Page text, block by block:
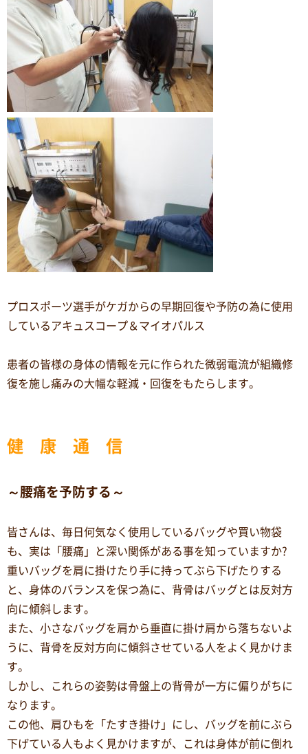
プロスポーツ選手がケガからの早期回復や予防の為に使用
しているアキュスコープ＆マイオパルス
患者の皆様の身体の情報を元に作られた微弱電流が組織修
復を施し痛みの大幅な軽減・回復をもたらします。
健 康 通 信
～腰痛を予防する～
皆さんは、毎日何気なく使用しているバッグや買い物袋
も、実は「腰痛」と深い関係がある事を知っていますか?
重いバッグを肩に掛けたり手に持ってぶら下げたりする
と、身体のバランスを保つ為に、背骨はバッグとは反対方
向に傾斜します。
また、小さなバッグを肩から垂直に掛け肩から落ちないよ
うに、背骨を反対方向に傾斜させている人をよく見かけま
す。
しかし、これらの姿勢は骨盤上の背骨が一方に偏りがちに
なります。
この他、肩ひもを「たすき掛け」にし、バッグを前にぶら
下げている人もよく見かけますが、これは身体が前に倒れ